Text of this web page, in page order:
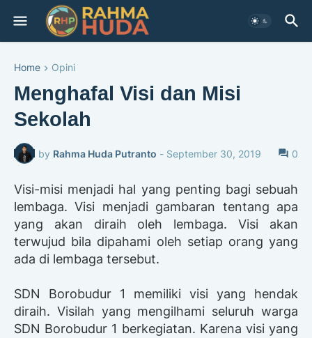
Home Opini
Menghafal Visi dan Misi
Sekolah
by Rahma Huda Putranto - September 30, 2019 0
Visi-misi menjadi hal yang penting bagi sebuah
lembaga. Visi menjadi gambaran tentang apa
yang akan diraih oleh lembaga. Visi akan
terwujud bila dipahami oleh setiap orang yang
ada di lembaga tersebut.
SDN Borobudur 1 memiliki visi yang hendak
diraih. Visilah yang mengilhami seluruh warga
SDN Borobudur 1 berkegiatan. Karena visi yang